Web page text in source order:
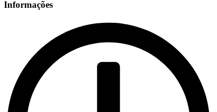
Informações